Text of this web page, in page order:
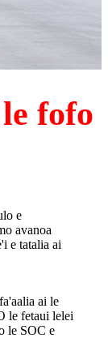
fofo
e
avanoa
e tatalia ai
ai le
le fetaui lelei
le SOC e